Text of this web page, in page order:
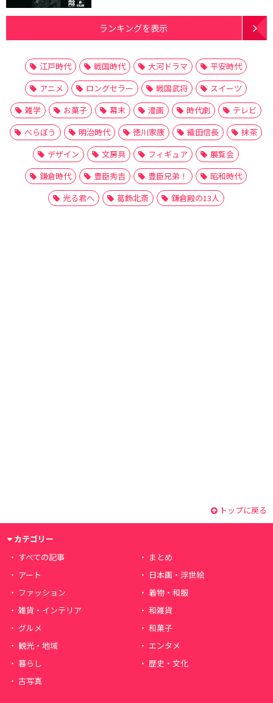
ランキングを表示
江戸時代 戦国時代 大河ドラマ
平安時代
アニメ
ロングセラー 戦国武将
スイーツ
雑学
お菓子 幕末 漫画 時代劇
テレビ
べらぼう
明治時代 徳川家康 織田信長
抹茶
デザイン
文房具 フィギュア
展覧会
鎌倉時代
豊臣秀吉 豊臣兄弟！
昭和時代
光る君へ
葛飾北斎 鎌倉殿の13人
トップに戻る
カテゴリー
すべての記事
まとめ
アート
日本画・浮世絵
ファッション
着物・和服
雑貨・インテリア
和雑貨
グルメ
和菓子
観光・地域
エンタメ
暮らし
歴史・文化
古写真